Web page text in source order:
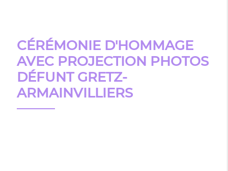
CÉRÉMONIE D'HOMMAGE
AVEC PROJECTION PHOTOS
DÉFUNT GRETZ-
ARMAINVILLIERS